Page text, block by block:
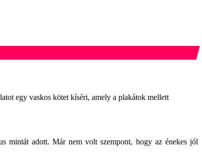
egy vaskos kötet kíséri, amely a plakátok mellett
mintát adott. Már nem volt szempont, hogy az énekes jól